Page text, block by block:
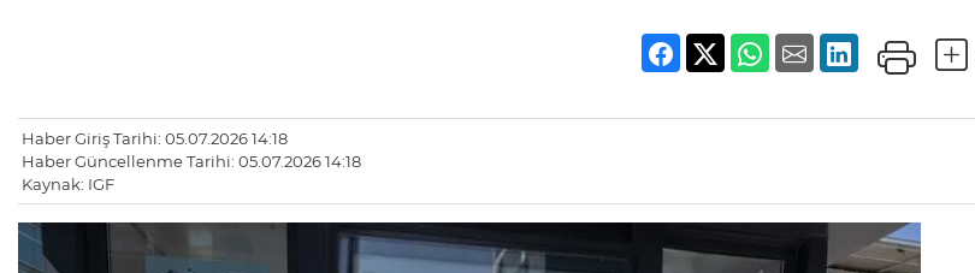
Haber Giriş Tarihi: 05.07.2026 14:18
Haber Güncellenme Tarihi: 05.07.2026 14:18
Kaynak: IGF